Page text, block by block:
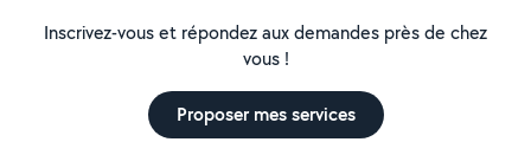
Inscrivez-vous et répondez aux demandes près de chez
vous !
Proposer mes services